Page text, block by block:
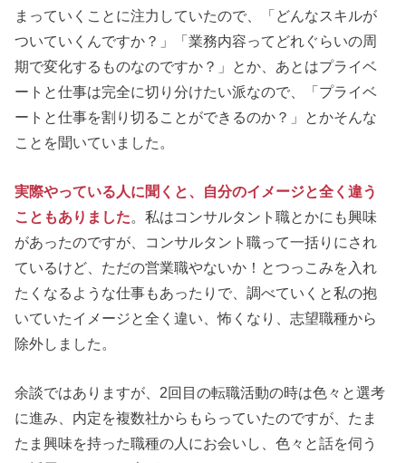
まっていくことに注力していたので、「どんなスキルが
ついていくんですか？」「業務内容ってどれぐらいの周
期で変化するものなのですか？」とか、あとはプライベ
ートと仕事は完全に切り分けたい派なので、「プライベ
ートと仕事を割り切ることができるのか？」とかそんな
ことを聞いていました。
実際やっている人に聞くと、自分のイメージと全く違う
こともありました。私はコンサルタント職とかにも興味
があったのですが、コンサルタント職って一括りにされ
ているけど、ただの営業職やないか！とつっこみを入れ
たくなるような仕事もあったりで、調べていくと私の抱
いていたイメージと全く違い、怖くなり、志望職種から
除外しました。
余談ではありますが、2回目の転職活動の時は色々と選考
に進み、内定を複数社からもらっていたのですが、たま
たま興味を持った職種の人にお会いし、色々と話を伺う